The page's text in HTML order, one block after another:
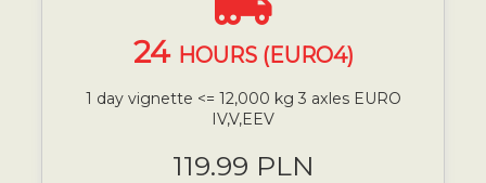
24 HOURS (EURO4)
1 day vignette <= 12,000 kg 3 axles EURO
IV,V,EEV
119.99 PLN